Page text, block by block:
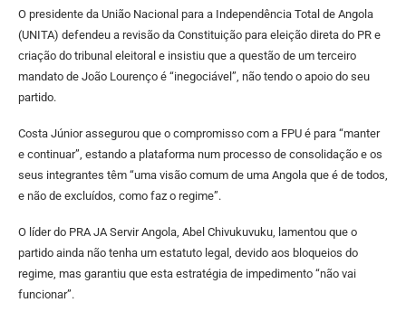
O presidente da União Nacional para a Independência Total de Angola
(UNITA) defendeu a revisão da Constituição para eleição direta do PR e
criação do tribunal eleitoral e insistiu que a questão de um terceiro
mandato de João Lourenço é “inegociável”, não tendo o apoio do seu
partido.
Costa Júnior assegurou que o compromisso com a FPU é para “manter
e continuar”, estando a plataforma num processo de consolidação e os
seus integrantes têm “uma visão comum de uma Angola que é de todos,
e não de excluídos, como faz o regime”.
O líder do PRA JA Servir Angola, Abel Chivukuvuku, lamentou que o
partido ainda não tenha um estatuto legal, devido aos bloqueios do
regime, mas garantiu que esta estratégia de impedimento “não vai
funcionar”.